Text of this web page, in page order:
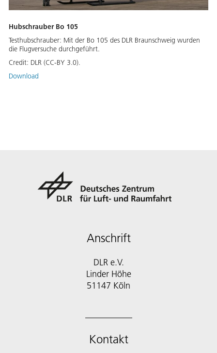
Hubschrauber Bo 105
Testhubschrauber: Mit der Bo 105 des DLR Braunschweig wurden
die Flugversuche durchgeführt.
Credit: DLR (CC-BY 3.0).
Download
Anschrift
DLR e.V.
Linder Höhe
51147 Köln
Kontakt